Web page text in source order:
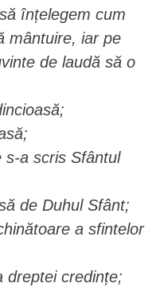
înțelegem cum
mântuire, iar pe
de laudă să o
s-a scris Sfântul
de Duhul Sfânt;
a sfintelor
dreptei credințe;